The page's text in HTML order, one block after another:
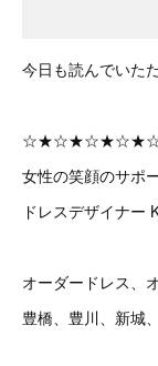
今日も読んでいた
女性の笑顔のサポ
ドレスデザイナー
オーダードレス、
豊橋、豊川、新城